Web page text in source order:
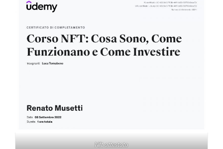
Nft attestato